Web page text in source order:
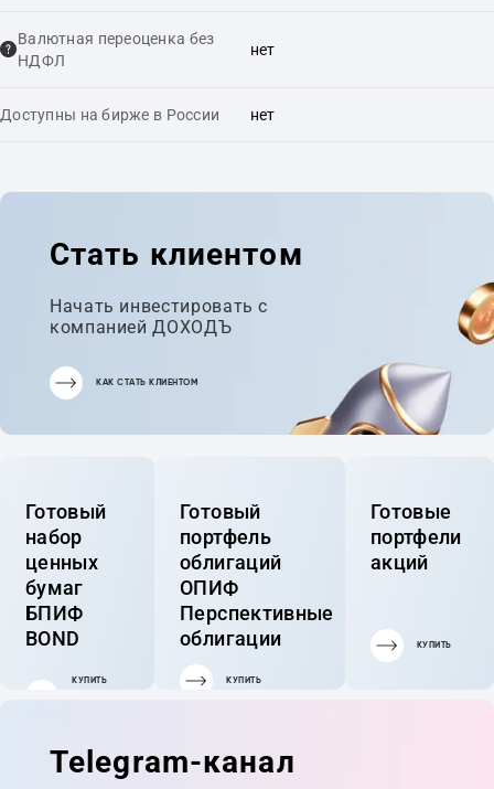
Валютная переоценка без
НДФЛ
нет
Доступны на бирже в России нет
Стать клиентом
Начать инвестировать с
компанией ДОХОДЪ
КАК СТАТЬ КЛИЕНТОМ
Готовый
набор
ценных
бумаг
БПИФ
BOND
КУПИТЬ
Готовый
портфель
облигаций
ОПИФ
Перспективные
облигации
КУПИТЬ
Готовые
портфели
акций
КУПИТЬ
Telegram-канал